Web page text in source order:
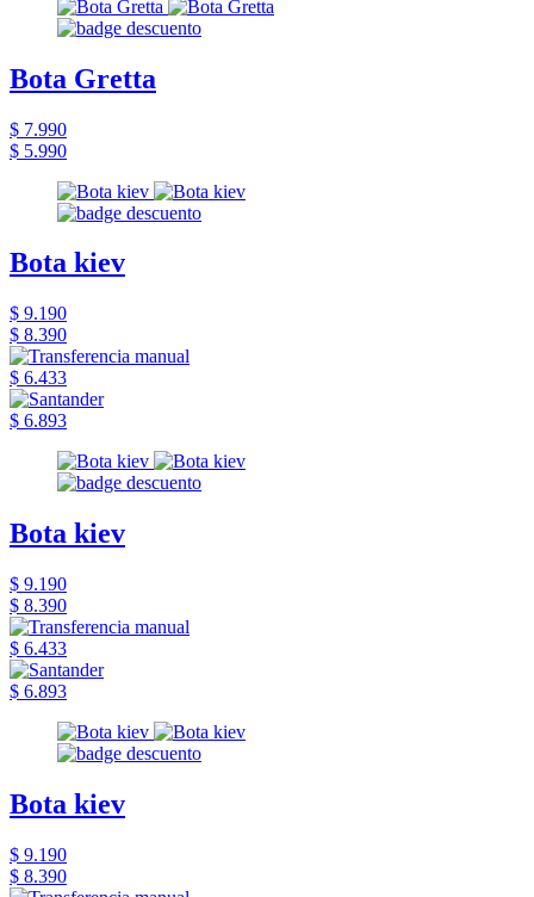
Bota Gretta
$ 7.990
$ 5.990
Bota kiev
$ 9.190
$ 8.390
$ 6.433
$ 6.893
Bota kiev
$ 9.190
$ 8.390
$ 6.433
$ 6.893
Bota kiev
$ 9.190
$ 8.390